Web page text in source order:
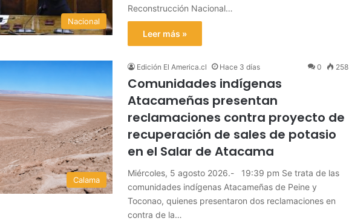
Nacional
Reconstrucción Nacional…
Leer más »
Calama
Edición El America.cl Hace 3 días 0 258
Comunidades indígenas
Atacameñas presentan
reclamaciones contra proyecto de
recuperación de sales de potasio
en el Salar de Atacama
Miércoles, 5 agosto 2026.- 19:39 pm Se trata de las
comunidades indígenas Atacameñas de Peine y
Toconao, quienes presentaron dos reclamaciones en
contra de la…